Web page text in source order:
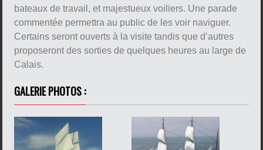
bateaux de travail, et majestueux voiliers. Une parade
commentée permettra au public de les voir naviguer.
Certains seront ouverts à la visite tandis que d’autres
proposeront des sorties de quelques heures au large de
Calais.
GALERIE PHOTOS :